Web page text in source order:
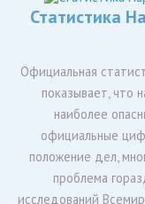
Статистика
Официальная
показывает, что
наиболее
официальные
положение дел,
проблема
исследований